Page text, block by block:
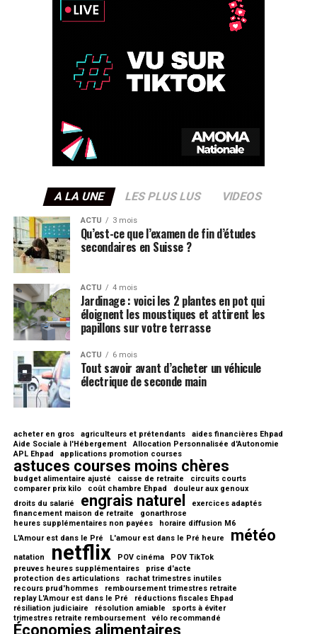
A LA UNE LES PLUS LUS VIDEOS
ACTU 3 mois
Qu’est-ce que l’examen de fin d’études
secondaires en Suisse ?
ACTU 4 mois
Jardinage : voici les 2 plantes en pot qui
éloignent les moustiques et attirent les
papillons sur votre terrasse
ACTU 6 mois
Tout savoir avant d’acheter un véhicule
électrique de seconde main
acheter en gros agriculteurs et prétendants
aides financières Ehpad
Aide Sociale à l'Hébergement
Allocation Personnalisée d'Autonomie
APL Ehpad
applications promotion courses
astuces courses moins chères
budget alimentaire ajusté caisse de retraite
circuits courts
comparer prix kilo
coût chambre Ehpad
douleur aux genoux
droits du salarié
engrais naturel
exercices adaptés
financement maison de retraite
gonarthrose
heures supplémentaires non payées
horaire diffusion M6
L'Amour est dans le Pré
L'amour est dans le Pré heure météo
natation netflix POV cinéma
POV TikTok
preuves heures supplémentaires
prise d'acte
protection des articulations
rachat trimestres inutiles
recours prud'hommes
remboursement trimestres retraite
replay L'Amour est dans le Pré
réductions fiscales Ehpad
résiliation judiciaire
résolution amiable
sports à éviter
trimestres retraite remboursement
vélo recommandé
Économies alimentaires